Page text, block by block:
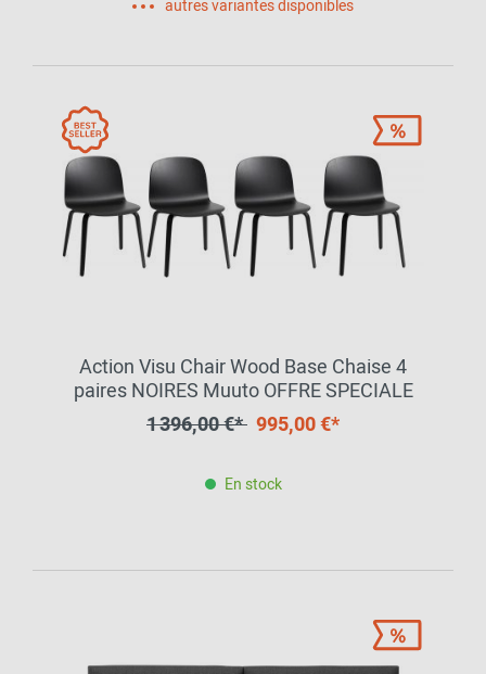
autres variantes disponibles
Action Visu Chair Wood Base Chaise 4
paires NOIRES Muuto OFFRE SPECIALE
1 396,00 €* 995,00 €*
En stock